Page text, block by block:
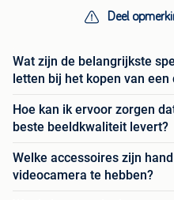
Deel
Wat zijn de belangrijkste
letten bij het kopen van
Hoe kan ik ervoor zorgen
beste beeldkwaliteit levert?
Welke accessoires zijn
videocamera te hebben?